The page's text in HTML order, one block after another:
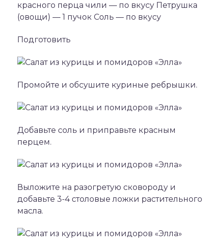
красного перца чили — по вкусу Петрушка
(овощи) — 1 пучок Соль — по вкусу
Подготовить
Промойте и обсушите куриные ребрышки.
Добавьте соль и приправьте красным
перцем.
Выложите на разогретую сковороду и
добавьте 3-4 столовые ложки растительного
масла.